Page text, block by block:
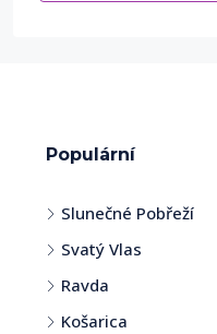
Populární
Slunečné Pobřeží
Svatý Vlas
Ravda
Košarica